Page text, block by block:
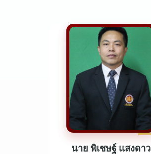
นาย พิเชษฐ์ เเสงดาว